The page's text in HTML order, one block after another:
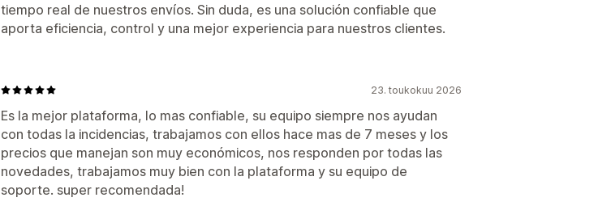
tiempo real de nuestros envíos. Sin duda, es una solución confiable que
aporta eficiencia, control y una mejor experiencia para nuestros clientes.
23. toukokuu 2026
Es la mejor plataforma, lo mas confiable, su equipo siempre nos ayudan
con todas la incidencias, trabajamos con ellos hace mas de 7 meses y los
precios que manejan son muy económicos, nos responden por todas las
novedades, trabajamos muy bien con la plataforma y su equipo de
soporte. super recomendada!